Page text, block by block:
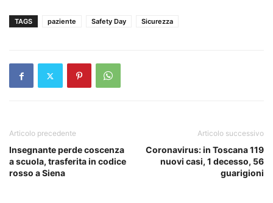
TAGS paziente Safety Day Sicurezza
Articolo precedente
Insegnante perde coscenza
a scuola, trasferita in codice
rosso a Siena
Articolo successivo
Coronavirus: in Toscana 119
nuovi casi, 1 decesso, 56
guarigioni